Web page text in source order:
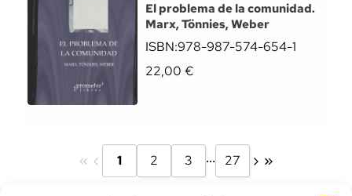
El problema de la comunidad.
Marx, Tönnies, Weber
ISBN:978-987-574-654-1
22,00 €
1 2 3 ... 27